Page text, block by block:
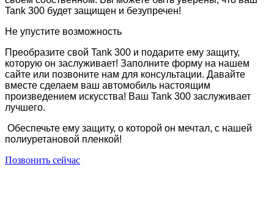
Tank 300 будет защищен и безупречен!
Не упустите возможность
Преобразите свой Tank 300 и подарите ему защиту,
которую он заслуживает! Заполните форму на нашем
сайте или позвоните нам для консультации. Давайте
вместе сделаем ваш автомобиль настоящим
произведением искусства! Ваш Tank 300 заслуживает
лучшего.
Обеспечьте ему защиту, о которой он мечтал, с нашей
полиуретановой пленкой!
Позвонить сейчас